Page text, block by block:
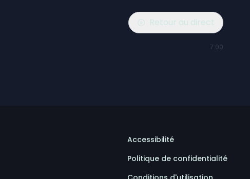
Retour au direct
7:00
Accessibilité
Politique de confidentialité